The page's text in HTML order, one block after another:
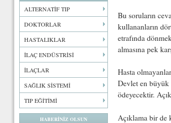
ALTERNATİF TIP
DOKTORLAR
HASTALIKLAR
İLAÇ ENDÜSTRİSİ
İLAÇLAR
SAĞLIK SİSTEMİ
TIP EĞİTİMİ
HABERİNİZ OLSUN
Bu soruların
kullananların
etrafında
almasına pek
Hasta
Devlet en büyük
ödeyecektir.
Açıklama bir de